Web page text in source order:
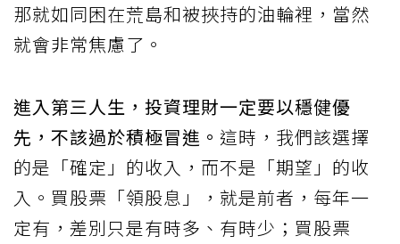
那就如同困在荒島和被挾持的油輪裡，當然
就會非常焦慮了。
進入第三人生，投資理財一定要以穩健優
先，不該過於積極冒進。 這時，我們該選擇
的是「確定」的收入，而不是「期望」的收
入。買股票「領股息」，就是前者，每年一
定有，差別只是有時多、有時少；買股票